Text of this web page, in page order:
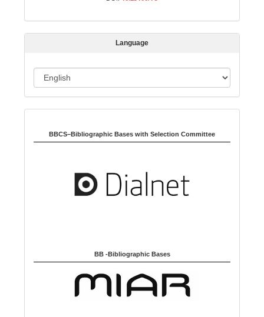
s
s
Language
a
u
BBCS–Bibliographic Bases with Selection Committee
BB -Bibliographic Bases